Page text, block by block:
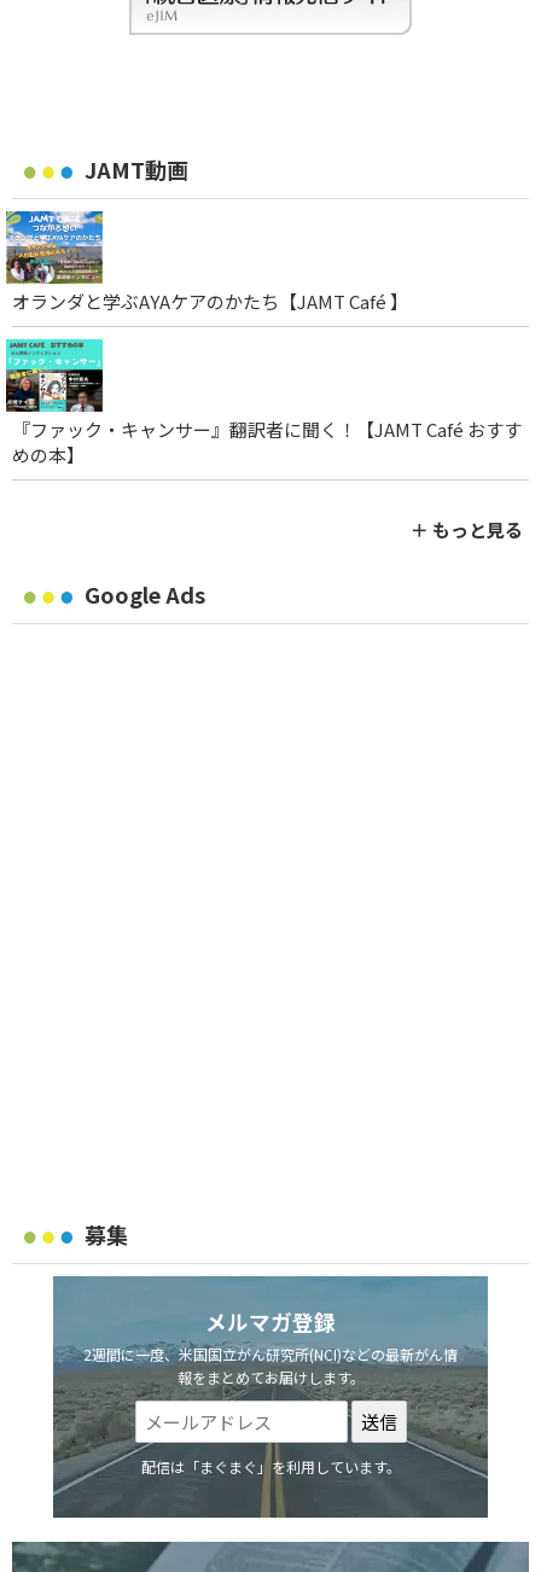
JAMT動画
オランダと学ぶAYAケアのかたち【JAMT Café 】
『ファック・キャンサー』翻訳者に聞く！【JAMT Café おすす
めの本】
＋ もっと見る
Google Ads
募集
メルマガ登録
2週間に一度、米国国立がん研究所(NCI)などの最新がん情
報をまとめてお届けします。
配信は「まぐまぐ」を利用しています。